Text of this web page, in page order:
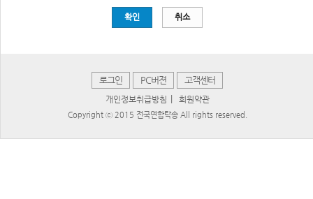
확인 취소
로그인 PC버젼 고객센터
개인정보취급방침 회원약관
Copyright ⓒ 2015 전국연합탁송 All rights reserved.